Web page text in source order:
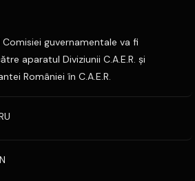
guvernamentale va fi
aparatul Diviziunii C.A.E.R. şi
României în C.A.E.R.